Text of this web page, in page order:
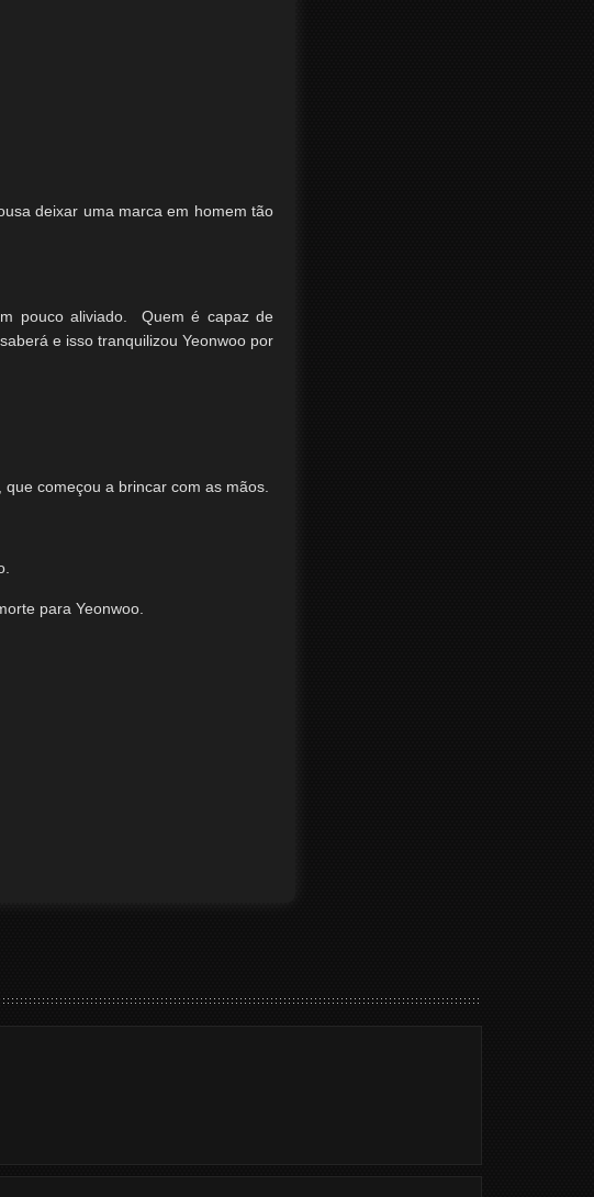
deixar uma marca em homem tão
pouco aliviado. Quem é capaz de
e isso tranquilizou Yeonwoo por
começou a brincar com as mãos.
para Yeonwoo.